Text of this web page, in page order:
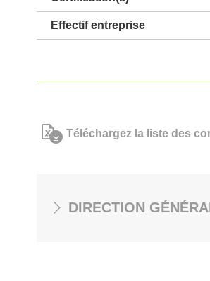
Effectif entreprise
Téléchargez la liste des
DIRECTION